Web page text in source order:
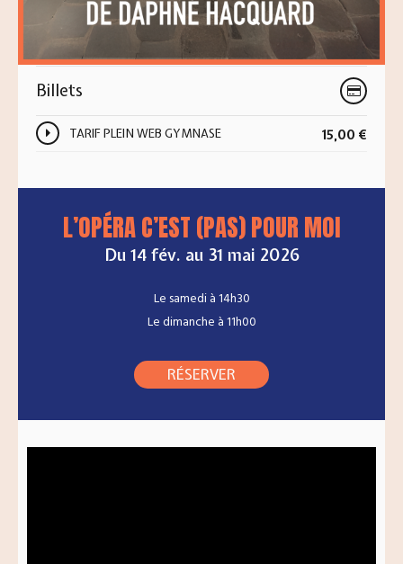
Billets
TARIF PLEIN WEB GYMNASE 15,00 €
L’OPÉRA C’EST (PAS) POUR MOI
Du 14 fév. au 31 mai 2026
Le samedi à 14h30
Le dimanche à 11h00
RÉSERVER